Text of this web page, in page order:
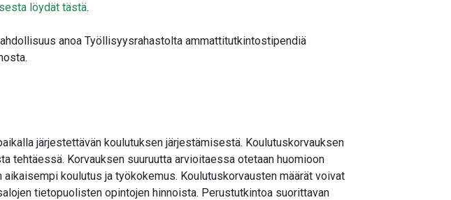
löydät tästä.
anoa Työllisyysrahastolta ammattitutkintostipendiä
järjestettävän koulutuksen järjestämisestä. Koulutuskorvauksen
tehtäessä. Korvauksen suuruutta arvioitaessa otetaan huomioon
koulutus ja työkokemus. Koulutuskorvausten määrät voivat
tietopuolisten opintojen hinnoista. Perustutkintoa suorittavan